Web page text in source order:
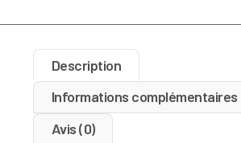
Description
Informations complémentaires
Avis (0)